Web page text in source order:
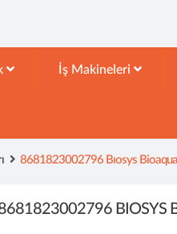
İş Makineleri
8681823002796 Bıosys
BIOSYS